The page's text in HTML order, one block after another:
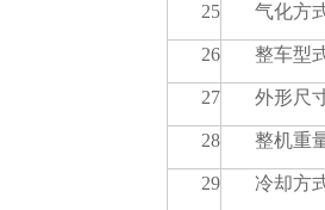
25 气化方
26 整车型
27 外形尺
28 整机重
29 冷却方